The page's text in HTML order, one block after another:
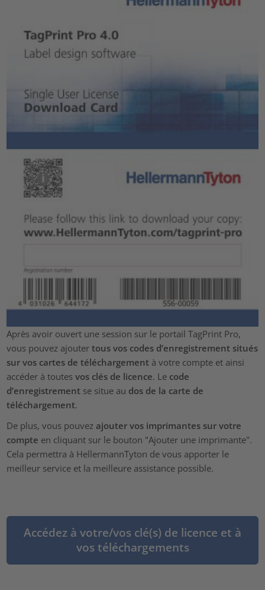
Après avoir ouvert une session sur le portail TagPrint Pro,
vous pouvez ajoutertous vos codes d’enregistrement situés
sur vos cartes de téléchargement à votre compte et ainsi
accéder à toutesvos clés de licence. Le code
d’enregistrement se situe au dos de la carte de
téléchargement.
De plus, vous pouvez ajouter vos imprimantes sur votre
compte en cliquant sur le bouton "Ajouter une imprimante".
Cela permettra à HellermannTyton de vous apporter le
meilleur service et la meilleure assistance possible.
Accédez à votre/vos clé(s) de licence et à
vos téléchargements